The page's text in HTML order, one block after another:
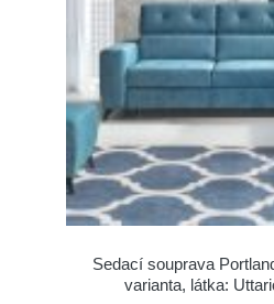
Sedací souprava
varianta, látka: